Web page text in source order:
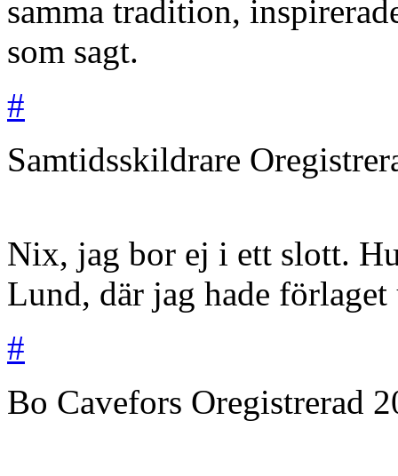
samma tradition,
som sagt.
#
Samtidsskildrare
Nix, jag bor ej i ett slott.
Lund, där jag hade
#
Bo Cavefors Oregistrerad